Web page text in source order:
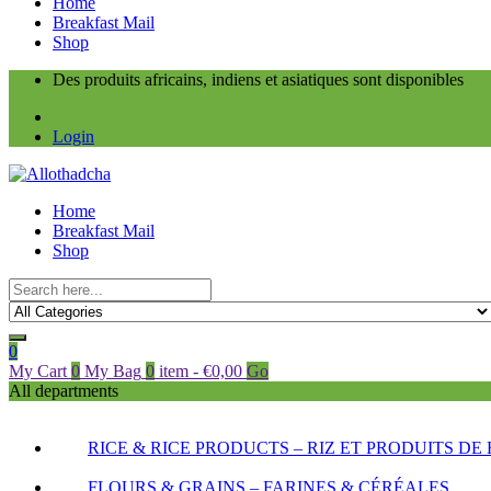
Breakfast Mail
Shop
Des produits africains, indiens et asiatiques sont disponibles
Login
Home
Breakfast Mail
Shop
0
My Cart 0 My Bag 0 item - €0,00 Go
All departments
RICE & RICE PRODUCTS – RIZ ET PRODUITS DE
FLOURS & GRAINS – FARINES & CÉRÉALES